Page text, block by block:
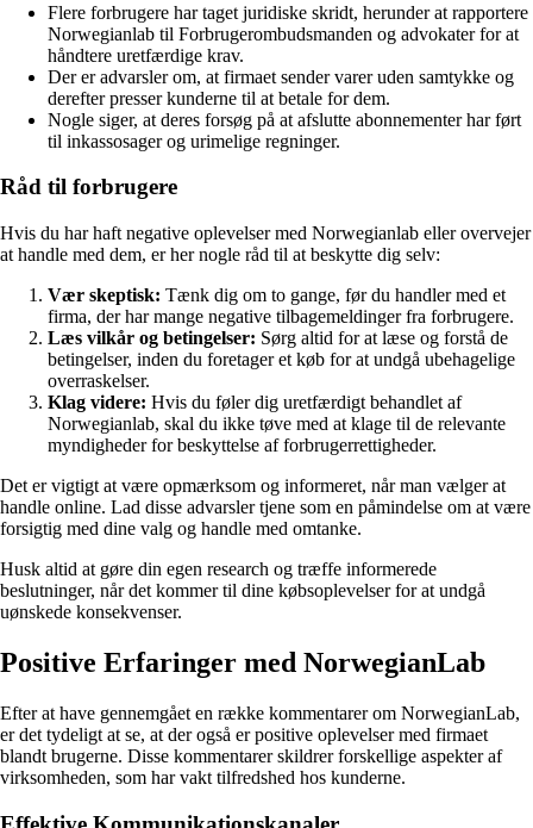
Flere forbrugere har taget juridiske skridt, herunder at rapportere
Norwegianlab til Forbrugerombudsmanden og advokater for at
håndtere uretfærdige krav.
Der er advarsler om, at firmaet sender varer uden samtykke og
derefter presser kunderne til at betale for dem.
Nogle siger, at deres forsøg på at afslutte abonnementer har ført
til inkassosager og urimelige regninger.
Råd til forbrugere
Hvis du har haft negative oplevelser med Norwegianlab eller overvejer
at handle med dem, er her nogle råd til at beskytte dig selv:
Vær skeptisk: Tænk dig om to gange, før du handler med et
firma, der har mange negative tilbagemeldinger fra forbrugere.
Læs vilkår og betingelser: Sørg altid for at læse og forstå de
betingelser, inden du foretager et køb for at undgå ubehagelige
overraskelser.
Klag videre: Hvis du føler dig uretfærdigt behandlet af
Norwegianlab, skal du ikke tøve med at klage til de relevante
myndigheder for beskyttelse af forbrugerrettigheder.
Det er vigtigt at være opmærksom og informeret, når man vælger at
handle online. Lad disse advarsler tjene som en påmindelse om at være
forsigtig med dine valg og handle med omtanke.
Husk altid at gøre din egen research og træffe informerede
beslutninger, når det kommer til dine købsoplevelser for at undgå
uønskede konsekvenser.
Positive Erfaringer med NorwegianLab
Efter at have gennemgået en række kommentarer om NorwegianLab,
er det tydeligt at se, at der også er positive oplevelser med firmaet
blandt brugerne. Disse kommentarer skildrer forskellige aspekter af
virksomheden, som har vakt tilfredshed hos kunderne.